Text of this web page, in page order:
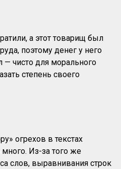
а этот товарищ был
поэтому денег у него
— чисто для морального
степень своего
огрехов в текстах
Из-за того же
слов, выравнивания строк